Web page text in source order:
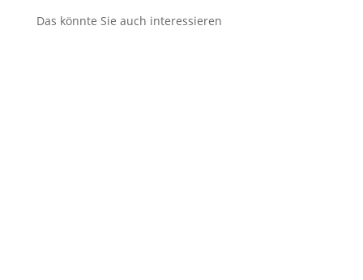
Das könnte Sie auch interessieren